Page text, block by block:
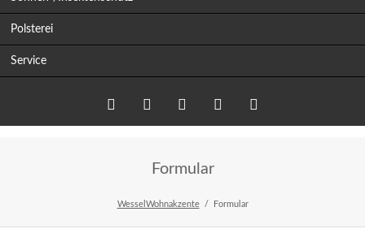
Polsterei
Service
LinkedIn Google+
Formular
WesselWohnakzente Formular